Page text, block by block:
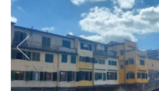
0700 18 308